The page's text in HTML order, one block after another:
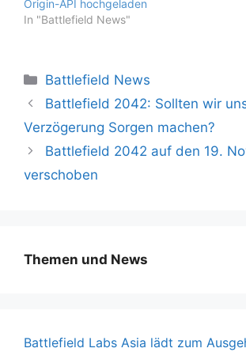
Origin-API hochgeladen
In "Battlefield News"
Kategorien
Battlefield News
Battlefield 2042: Sollten wir
Verzögerung Sorgen machen?
Battlefield 2042 auf den 19.
verschoben
Themen und News
Battlefield Labs Asia lädt zum